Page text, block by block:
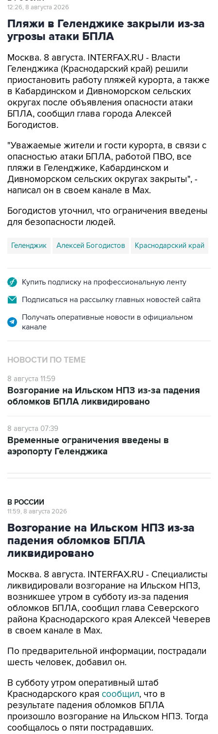
12:26, 8 августа 2026
Пляжи в Геленджике закрыли из-за
угрозы атаки БПЛА
Москва. 8 августа. INTERFAX.RU - Власти
Геленджика (Краснодарский край) решили
приостановить работу пляжей курорта, а также
в Кабардинском и Дивноморском сельских
округах после объявления опасности атаки
БПЛА, сообщил глава города Алексей
Богодистов.
"Уважаемые жители и гости курорта, в связи с
опасностью атаки БПЛА, работой ПВО, все
пляжи в Геленджике, Кабардинском и
Дивноморском сельских округах закрыты", -
написал он в своем канале в Max.
Богодистов уточнил, что ограничения введены
для безопасности людей.
Геленджик Алексей Богодистов Краснодарский край
Купить подписку на профессиональную ленту
Подписаться на рассылку главных новостей сайта
Получать оперативные новости в официальном
канале
НОВОСТИ ПО ТЕМЕ
8 августа 11:59
Возгорание на Ильском НПЗ из-за падения
обломков БПЛА ликвидировано
8 августа 07:39
Временные ограничения введены в
аэропорту Геленджика
В РОССИИ
11:59, 8 августа 2026
Возгорание на Ильском НПЗ из-за
падения обломков БПЛА
ликвидировано
Москва. 8 августа. INTERFAX.RU - Специалисты
ликвидировали возгорание на Ильском НПЗ,
возникшее утром в субботу из-за падения
обломков БПЛА, сообщил глава Северского
района Краснодарского края Алексей Чеверев
в своем канале в Max.
По предварительной информации, пострадали
шесть человек, добавил он.
В субботу утром оперативный штаб
Краснодарского края сообщил, что в
результате падения обломков БПЛА
произошло возгорание на Ильском НПЗ. Тогда
сообщалось о пяти пострадавших.